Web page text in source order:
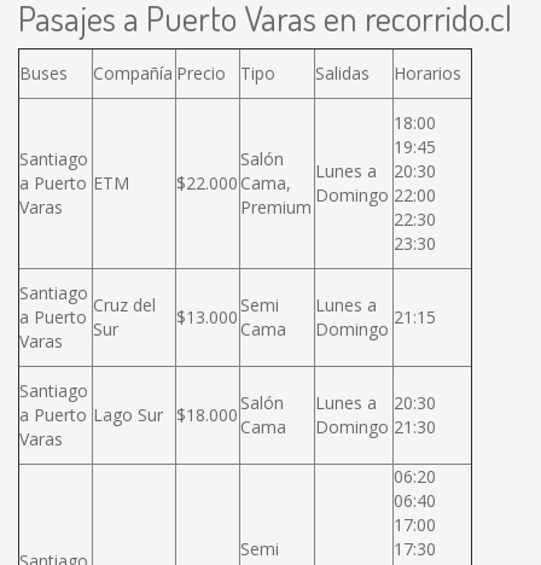
Pasajes a Puerto Varas en recorrido.cl
Buses Compañía Precio Tipo Salidas Horarios
Santiago
a Puerto
Varas
ETM $22.000
Salón
Cama,
Premium
Lunes a
Domingo
18:00
19:45
20:30
22:00
22:30
23:30
Santiago
a Puerto
Varas
Cruz del
Sur
$13.000
Semi
Cama
Lunes a
Domingo
21:15
Santiago
a Puerto
Varas
Lago Sur $18.000
Salón
Cama
Lunes a
Domingo
20:30
21:30
Semi
06:20
06:40
17:00
17:30